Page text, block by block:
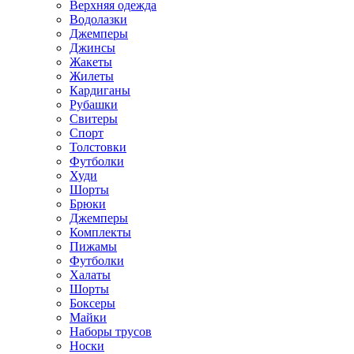
Верхняя одежда
Водолазки
Джемперы
Джинсы
Жакеты
Жилеты
Кардиганы
Рубашки
Свитеры
Спорт
Толстовки
Футболки
Худи
Шорты
Брюки
Джемперы
Комплекты
Пижамы
Футболки
Халаты
Шорты
Боксеры
Майки
Наборы трусов
Носки